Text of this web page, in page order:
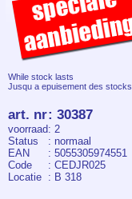
While stock lasts
Jusqu a epuisement des stocks
art. nr: 30387
voorraad: 2
Status
: normaal
EAN
: 5055305974551
Code
: CEDJR025
Locatie : B 318